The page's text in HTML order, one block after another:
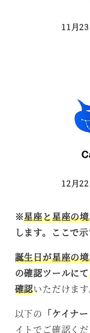
11月
12月
※星座と星座の
します。ここで
誕生日が星座の
の確認ツールにて
確認いただけます
以下の 「ケイナ
イトでご確認くだ